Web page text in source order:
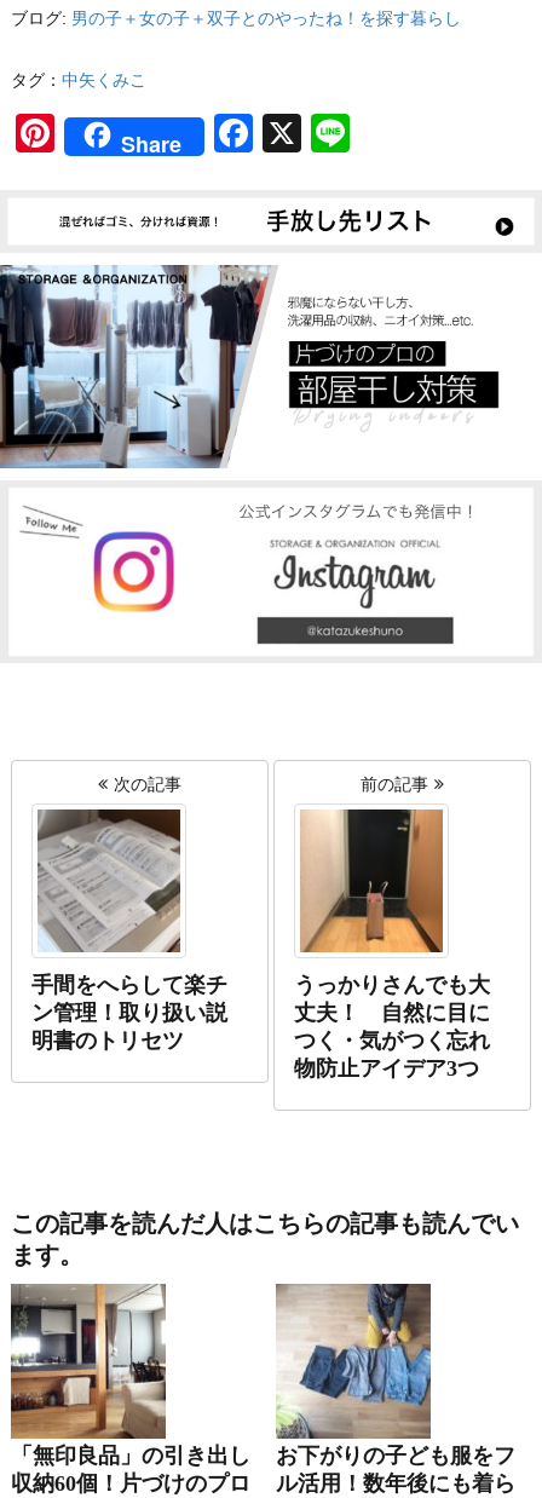
ブログ: 男の子＋女の子＋双子とのやったね！を探す暮らし
タグ： 中矢くみこ
Pinterest
Share Facebook
X
次の記事
手間をへらして楽チ
ン管理！取り扱い説
明書のトリセツ
前の記事
うっかりさんでも大
丈夫！ 自然に目に
つく・気がつく忘れ
物防止アイデア3つ
この記事を読んだ人はこちらの記事も読んでい
ます。
「無印良品」の引き出し
収納60個！片づけのプロ
お下がりの子ども服をフ
ル活用！数年後にも着ら